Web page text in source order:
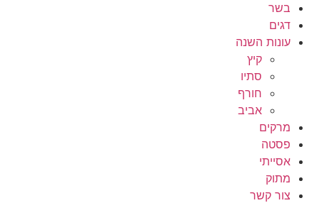
בשר
דגים
עונות השנה
קיץ
סתיו
חורף
אביב
מרקים
פסטה
אסייתי
מתוק
צור קשר